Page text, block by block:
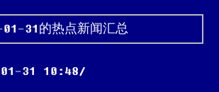
31的热点新闻汇总
31 10:48